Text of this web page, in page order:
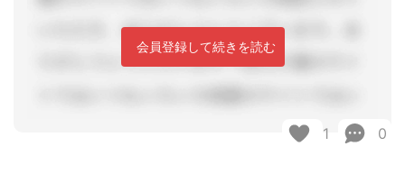
会員登録して続きを読む
1 0